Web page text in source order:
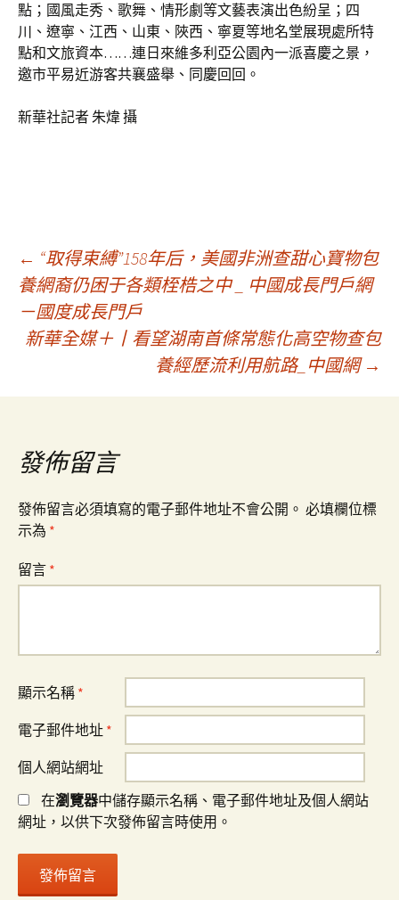
點；國風走秀、歌舞、情形劇等文藝表演出色紛呈；四
川、遼寧、江西、山東、陜西、寧夏等地名堂展現處所特
點和文旅資本……連日來維多利亞公園內一派喜慶之景，
邀市平易近游客共襄盛舉、同慶回回。
新華社記者 朱煒 攝
文
章
導
覽
← “取得束縛”158年后，美國非洲查甜心寶物包
養網裔仍困于各類桎梏之中 _ 中國成長門戶網
－國度成長門戶
新華全媒＋丨看望湖南首條常態化高空物查包
養經歷流利用航路_中國網 →
發佈留言
發佈留言必須填寫的電子郵件地址不會公開。 必填欄位標
示為 *
留言 *
顯示名稱 *
電子郵件地址 *
個人網站網址
在瀏覽器中儲存顯示名稱、電子郵件地址及個人網站
網址，以供下次發佈留言時使用。